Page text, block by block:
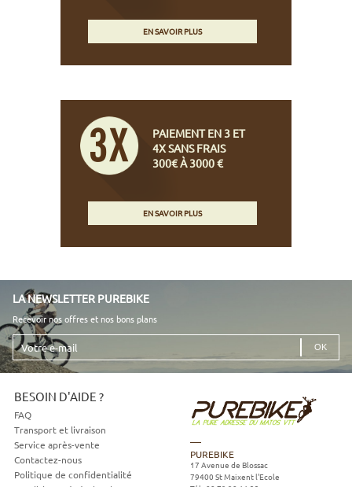
EN SAVOIR PLUS
PAIEMENT EN 3 ET
4X SANS FRAIS
300€ À 3000 €
EN SAVOIR PLUS
LA NEWSLETTER PUREBIKE
Recevoir nos offres et nos bons plans
Votre
e-
mail
BESOIN D'AIDE ?
FAQ
Transport et livraison
Service après-vente
Contactez-nous
Politique de confidentialité
PUREBIKE
17 Avenue de Blossac
79400 St Maixent l'Ecole